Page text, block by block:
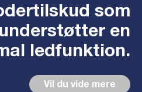
som
en
ledfunktion.
Vil du vide mere